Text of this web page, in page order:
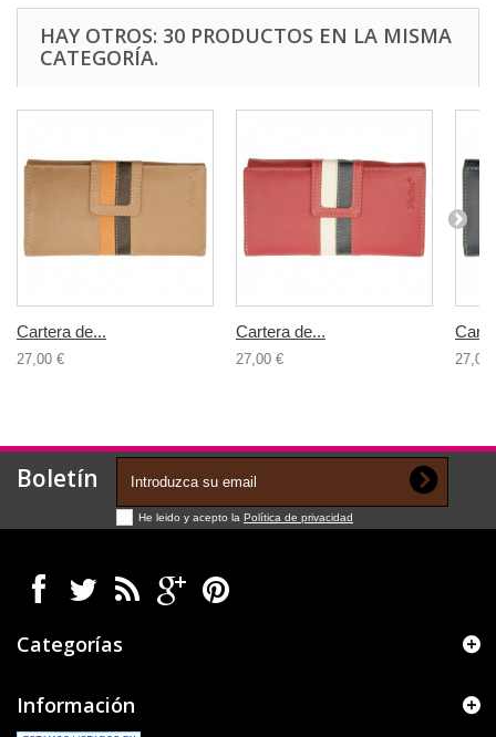
HAY OTROS: 30 PRODUCTOS EN LA MISMA
CATEGORÍA.
Cartera de...
27,00 €
Cartera de...
27,00 € 27,00
Boletín
He leido y acepto la Política de privacidad
Categorías
Información